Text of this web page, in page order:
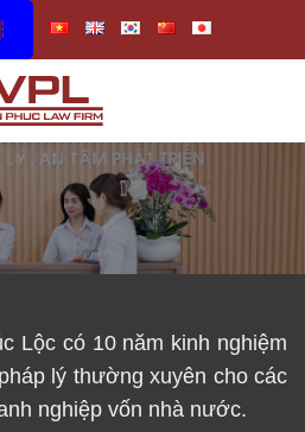
Lộc có10 năm kinh nghiệm
pháp lý thường xuyên cho các
nghiệp vốn nhà nước.